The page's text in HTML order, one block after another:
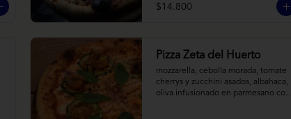
$14.800
Pizza Zeta del Huerto
mozzarella, cebolla morada, tomate
cherrys y zucchini asados, albahaca,
oliva infusionado en parmesano con